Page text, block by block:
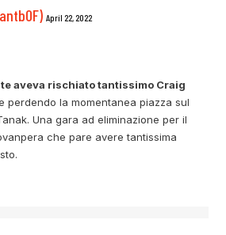
April 22, 2022
aveva rischiato tantissimo Craig
perdendo la momentanea piazza sul
Una gara ad eliminazione per il
che pare avere tantissima